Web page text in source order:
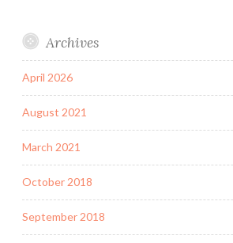
Archives
April 2026
August 2021
March 2021
October 2018
September 2018